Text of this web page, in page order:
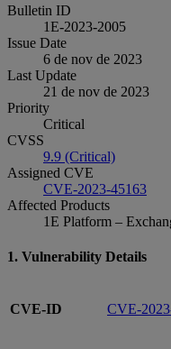
Bulletin ID
1E-2023-2005
Issue Date
6 de nov de 2023
Last Update
21 de nov de 2023
Priority
Critical
CVSS
9.9 (Critical)
Assigned CVE
CVE-2023-45163
Affected Products
1E Platform –
1. Vulnerability Details
CVE-ID CVE-